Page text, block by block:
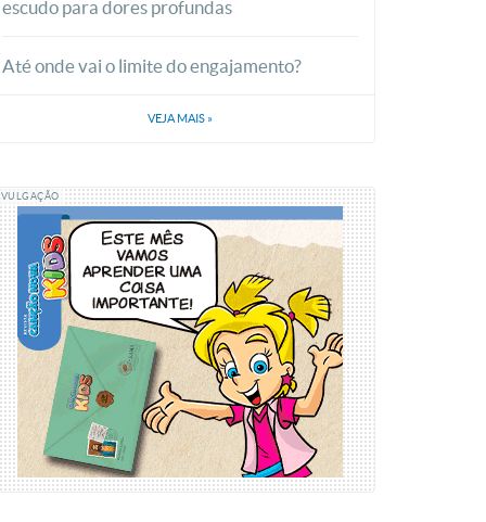
escudo para dores profundas
Até onde vai o limite do engajamento?
VEJA MAIS »